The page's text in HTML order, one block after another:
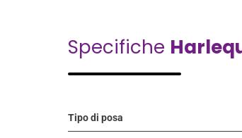
Specifiche
Tipo di posa